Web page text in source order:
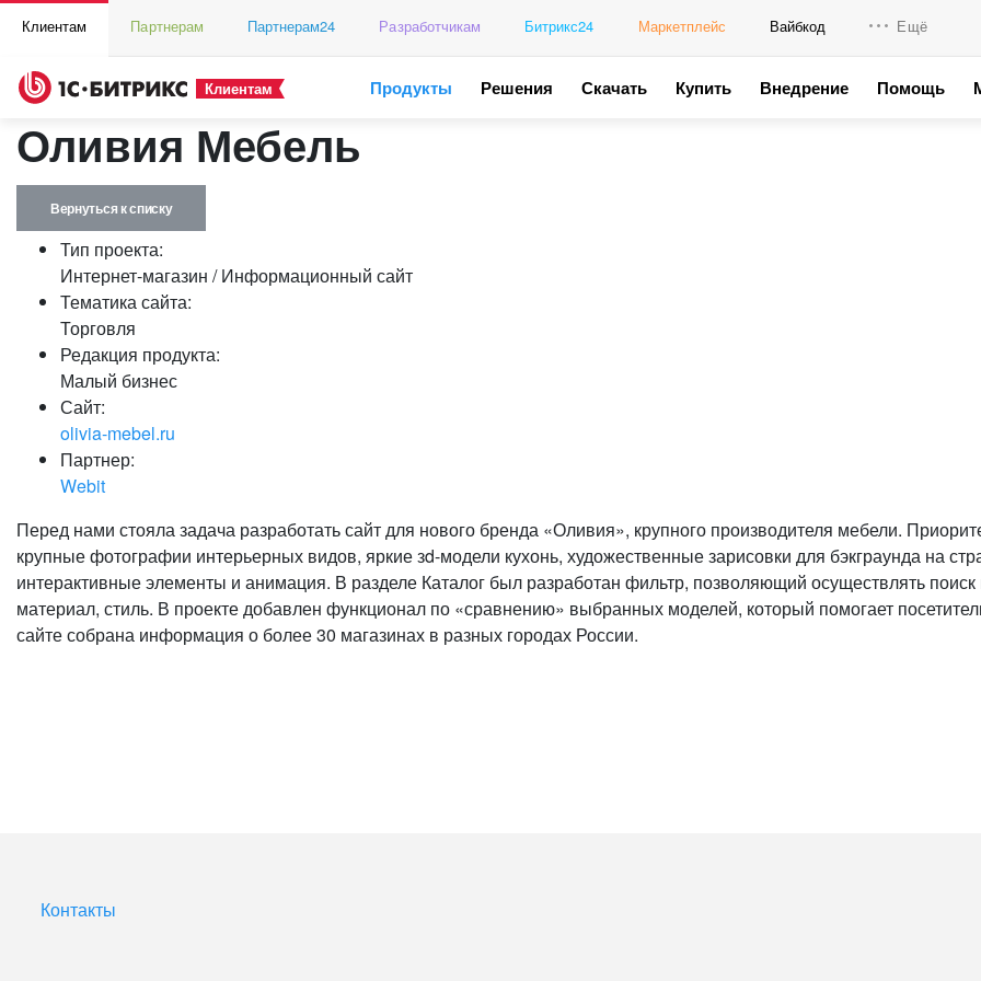
Клиентам Партнерам Партнерам24 Разработчикам Битрикс24 Маркетплейс Вайбкод Ещё
Клиентам Продукты Решения Скачать Купить Внедрение Помощь
Оливия Мебель
Вернуться к списку
Тип проекта:
Интернет-магазин / Информационный сайт
Тематика сайта:
Торговля
Редакция продукта:
Малый бизнес
Сайт:
olivia-mebel.ru
Партнер:
Webit
Перед нами стояла задача разработать сайт для нового бренда «Оливия», крупного производителя мебели.
крупные фотографии интерьерных видов, яркие зd-модели кухонь, художественные зарисовки для бэкграунда на
интерактивные элементы и анимация. В разделе Каталог был разработан фильтр, позволяющий осуществлять
материал, стиль. В проекте добавлен функционал по «сравнению» выбранных моделей, который помогает
сайте собрана информация о более 30 магазинах в разных городах России.
Контакты